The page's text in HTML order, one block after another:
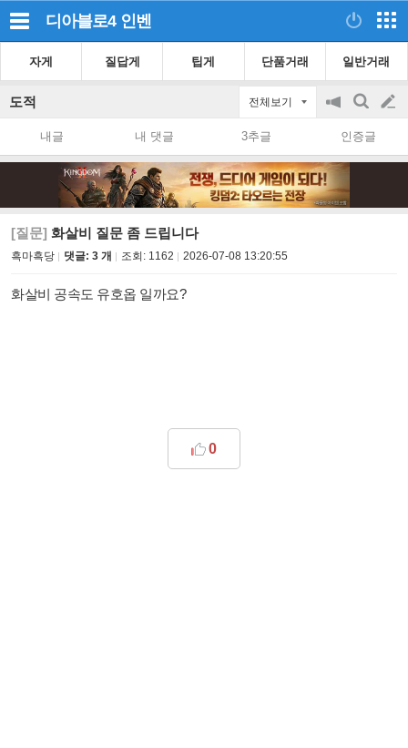
디아블로4 인벤
자게 질답게 팁게 단품거래 일반거래
도적 전체보기
공
on/off
검
색
글
쓰
내글 내 댓글 3추글 인증글
[질문] 화살비 질문 좀 드립니다
흑마흑당 댓글: 3 개 조회: 1162 2026-07-08 13:20:55
화살비 공속도 유호옵 일까요?
0